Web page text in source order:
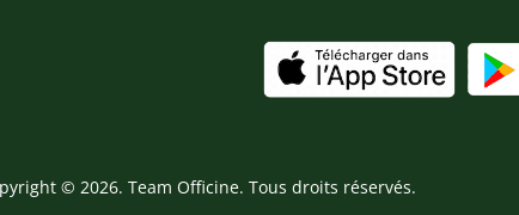
© 2026. Team Officine. Tous droits réservés.